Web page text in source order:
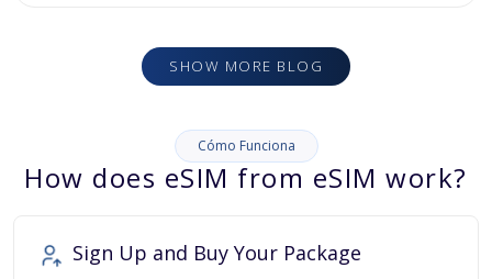
SHOW MORE BLOG
Cómo Funciona
How does eSIM from eSIM work?
Sign Up and Buy Your Package